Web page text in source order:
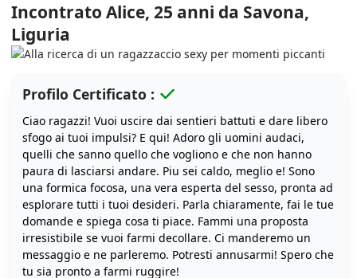
Incontrato Alice, 25 anni da Savona,
Liguria
Profilo Certificato :
Ciao ragazzi! Vuoi uscire dai sentieri battuti e dare libero
sfogo ai tuoi impulsi? E qui! Adoro gli uomini audaci,
quelli che sanno quello che vogliono e che non hanno
paura di lasciarsi andare. Piu sei caldo, meglio e! Sono
una formica focosa, una vera esperta del sesso, pronta ad
esplorare tutti i tuoi desideri. Parla chiaramente, fai le tue
domande e spiega cosa ti piace. Fammi una proposta
irresistibile se vuoi farmi decollare. Ci manderemo un
messaggio e ne parleremo. Potresti annusarmi! Spero che
tu sia pronto a farmi ruggire!